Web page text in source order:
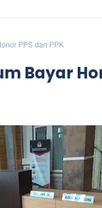
PPS dan PPK
Bayar